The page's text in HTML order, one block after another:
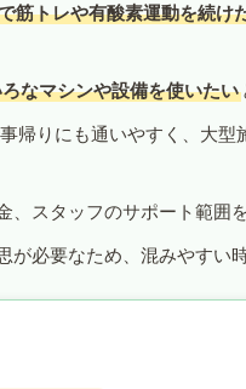
筋トレや有酸素運動を続け
なマシンや設備を使いたい
帰りにも通いやすく、大
スタッフのサポート範囲
が必要なため、混みやすい